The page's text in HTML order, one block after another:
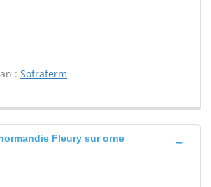
: Sofraferm
Fleury sur orne